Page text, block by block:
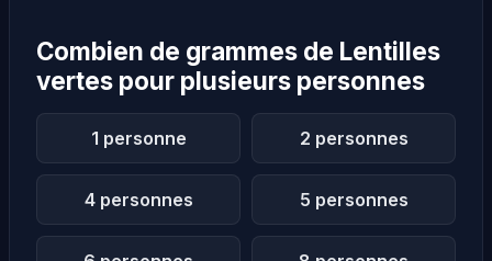
Combien de grammes de Lentilles
vertes pour plusieurs personnes
1 personne 2 personnes
4 personnes 5 personnes